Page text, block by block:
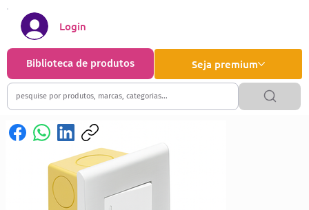
Seja premium
Biblioteca de produtos
Login